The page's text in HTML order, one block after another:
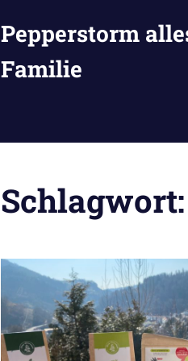
Pepperstorm
Familie
Schlagwort: